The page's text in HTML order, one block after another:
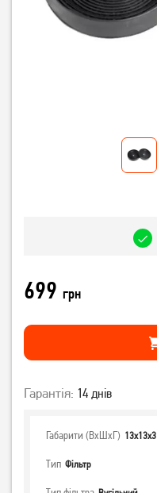
699 грн
Гарантія: 14 днів
Габарити (ВхШхГ) 13x13x3
Тип Фільтр